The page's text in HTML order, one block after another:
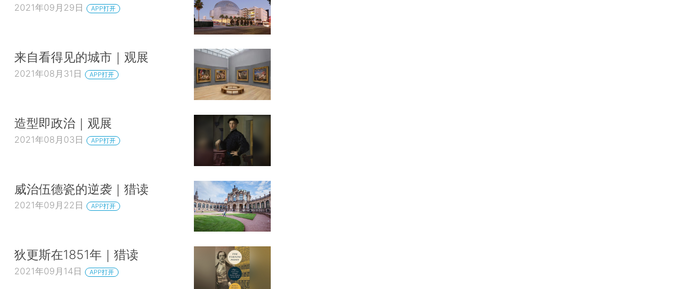
2021年09月29日 APP打开
来自看得见的城市｜观展
2021年08月31日 APP打开
造型即政治｜观展
2021年08月03日 APP打开
威治伍德瓷的逆袭｜猎读
2021年09月22日 APP打开
狄更斯在1851年｜猎读
2021年09月14日 APP打开